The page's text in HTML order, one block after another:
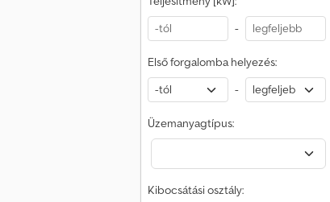
-
Első forgalomba helyezés:
-
Üzemanyagtípus:
Kibocsátási osztály:
Transit Connect Transporter Ford Transit Connect